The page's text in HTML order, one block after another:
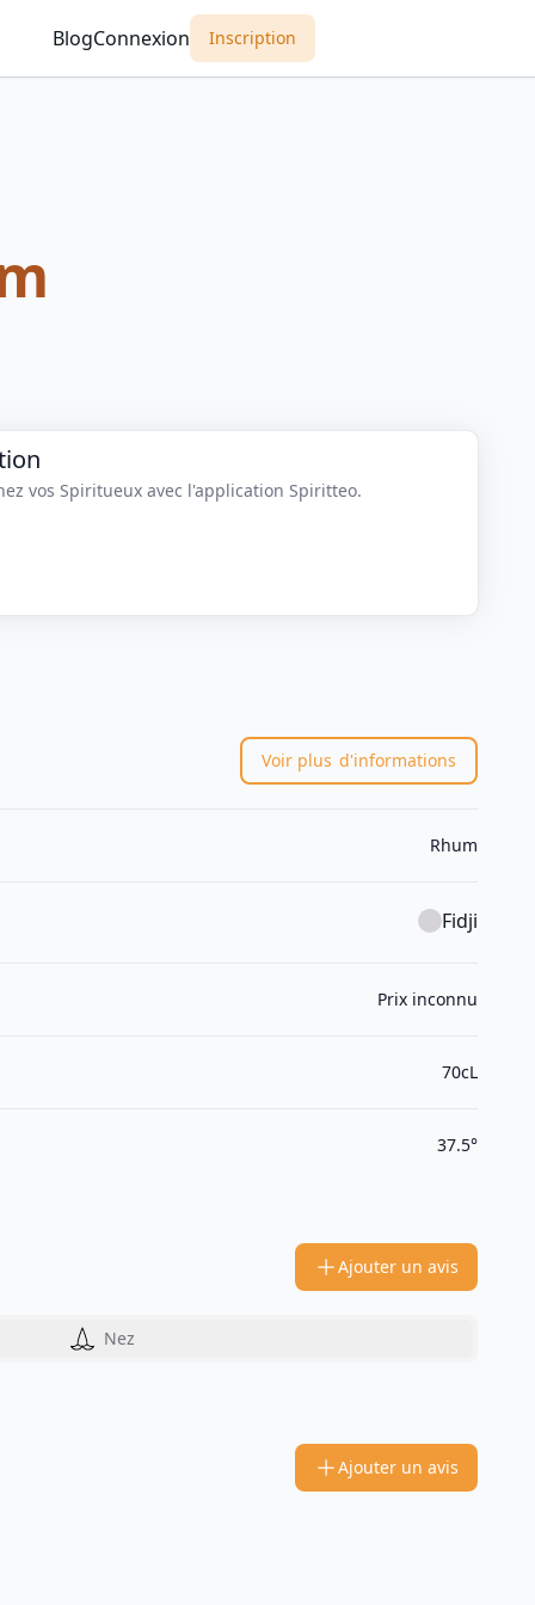
BlogConnexion Inscription
vos Spiritueux avec l'application Spiritteo.
Voir plus d'informations
Rhum
Fidji
Prix inconnu
70cL
37.5°
Ajouter un avis
Nez
Ajouter un avis